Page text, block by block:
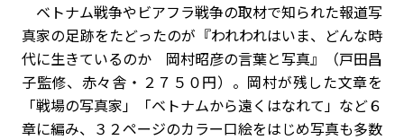
ベトナム戦争やビアフラ戦争の取材で知られた報道写
真家の足跡をたどったのが『われわれはいま、どんな時
代に生きているのか 岡村昭彦の言葉と写真』（戸田昌
子監修、赤々舎・２７５０円）。岡村が残した文章を
「戦場の写真家」「ベトナムから遠くはなれて」など６
章に編み、３２ページのカラー口絵をはじめ写真も多数